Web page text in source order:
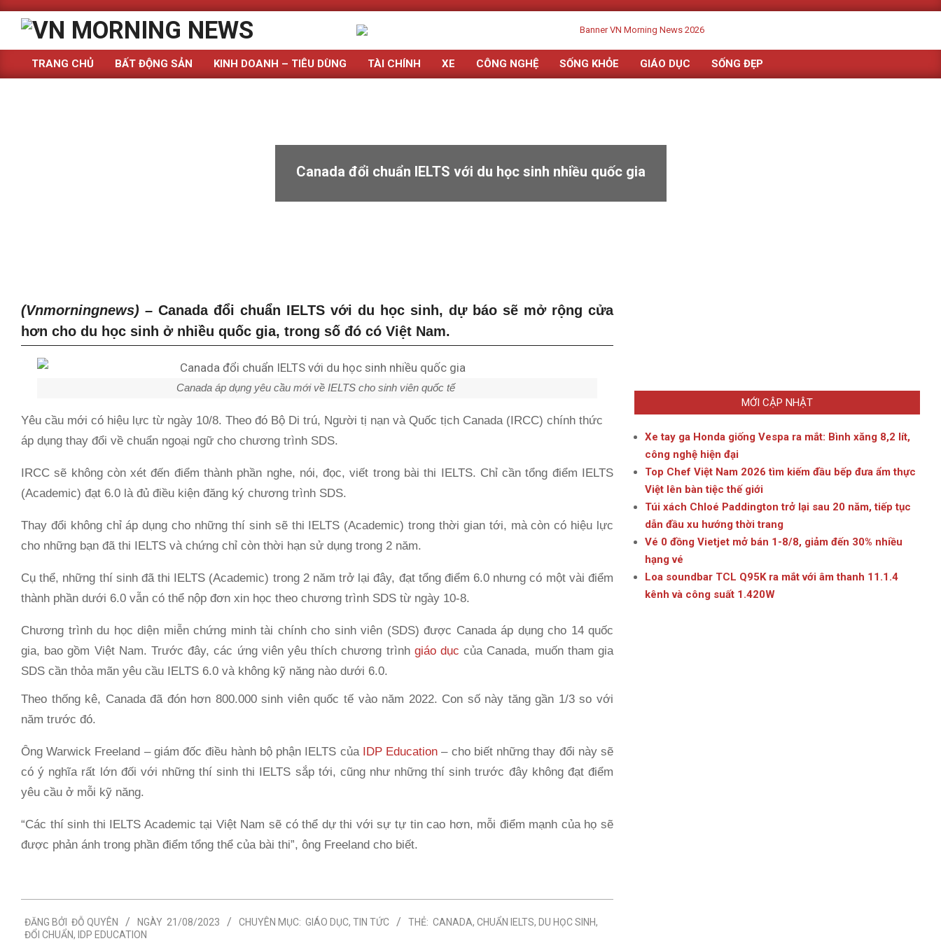
Skip
Primary
TRANG CHỦ BẤT ĐỘNG SẢN KINH DOANH – TIÊU DÙNG TÀI CHÍNH XE CÔNG NGHỆ SỐNG KHỎE GIÁO DỤC SỐNG ĐẸP
Canada đổi chuẩn IELTS với du học sinh nhiều quốc gia
(Vnmorningnews) – Canada đổi chuẩn IELTS với du học sinh, dự báo sẽ mở rộng cửa
hơn cho du học sinh ở nhiều quốc gia, trong số đó có Việt Nam.
Canada áp dụng yêu cầu mới về IELTS cho sinh viên quốc tế
Yêu cầu mới có hiệu lực từ ngày 10/8. Theo đó Bộ Di trú, Người tị nạn và Quốc tịch Canada (IRCC) chính thức
áp dụng thay đổi về chuẩn ngoại ngữ cho chương trình SDS.
IRCC sẽ không còn xét đến điểm thành phần nghe, nói, đọc, viết trong bài thi IELTS. Chỉ cần tổng điểm IELTS
(Academic) đạt 6.0 là đủ điều kiện đăng ký chương trình SDS.
Thay đổi không chỉ áp dụng cho những thí sinh sẽ thi IELTS (Academic) trong thời gian tới, mà còn có hiệu lực
cho những bạn đã thi IELTS và chứng chỉ còn thời hạn sử dụng trong 2 năm.
Cụ thể, những thí sinh đã thi IELTS (Academic) trong 2 năm trở lại đây, đạt tổng điểm 6.0 nhưng có một vài điểm
thành phần dưới 6.0 vẫn có thể nộp đơn xin học theo chương trình SDS từ ngày 10-8.
Chương trình du học diện miễn chứng minh tài chính cho sinh viên (SDS) được Canada áp dụng cho 14 quốc
gia, bao gồm Việt Nam. Trước đây, các ứng viên yêu thích chương trình giáo dục của Canada, muốn tham gia
SDS cần thỏa mãn yêu cầu IELTS 6.0 và không kỹ năng nào dưới 6.0.
Theo thống kê, Canada đã đón hơn 800.000 sinh viên quốc tế vào năm 2022. Con số này tăng gần 1/3 so với
năm trước đó.
Ông Warwick Freeland – giám đốc điều hành bộ phận IELTS của IDP Education – cho biết những thay đổi này sẽ
có ý nghĩa rất lớn đối với những thí sinh thi IELTS sắp tới, cũng như những thí sinh trước đây không đạt điểm
yêu cầu ở mỗi kỹ năng.
“Các thí sinh thi IELTS Academic tại Việt Nam sẽ có thể dự thi với sự tự tin cao hơn, mỗi điểm mạnh của họ sẽ
được phản ánh trong phần điểm tổng thể của bài thi”, ông Freeland cho biết.
08-
ĐĂNG BỞI ĐỖ QUYÊN NGÀY 21/08/2023 CHUYÊN MỤC: GIÁO DỤC, TIN TỨC THẺ: CANADA, CHUẨN IELTS, DU HỌC SINH,
ĐỔI CHUẨN, IDP EDUCATION
MỚI CẬP NHẬT
Xe tay ga Honda giống Vespa ra mắt: Bình xăng 8,2 lít,
công nghệ hiện đại
Top Chef Việt Nam 2026 tìm kiếm đầu bếp đưa ẩm thực
Việt lên bàn tiệc thế giới
Túi xách Chloé Paddington trở lại sau 20 năm, tiếp tục
dẫn đầu xu hướng thời trang
Vé 0 đồng Vietjet mở bán 1-8/8, giảm đến 30% nhiều
hạng vé
Loa soundbar TCL Q95K ra mắt với âm thanh 11.1.4
kênh và công suất 1.420W